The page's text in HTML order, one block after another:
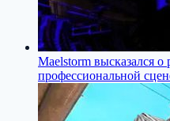
Maelstorm высказался
профессиональной